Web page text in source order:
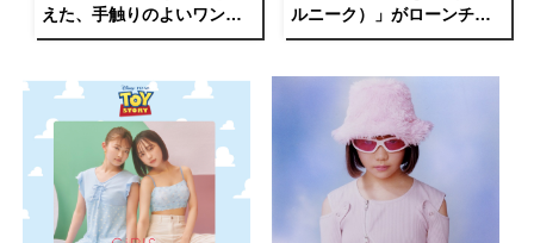
えた、手触りのよいワンピ
ースやアルパカニットが発
ルニーク）」がローンチ。
古澤朋子、小林モー子、福